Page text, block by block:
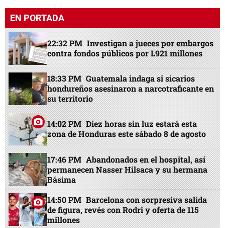
EN PORTADA
22:32 PM Investigan a jueces por embargos
contra fondos públicos por L921 millones
18:33 PM Guatemala indaga si sicarios
hondureños asesinaron a narcotraficante en
su territorio
14:02 PM Diez horas sin luz estará esta
zona de Honduras este sábado 8 de agosto
17:46 PM Abandonados en el hospital, así
permanecen Nasser Hilsaca y su hermana
Básima
14:50 PM Barcelona con sorpresiva salida
de figura, revés con Rodri y oferta de 115
millones